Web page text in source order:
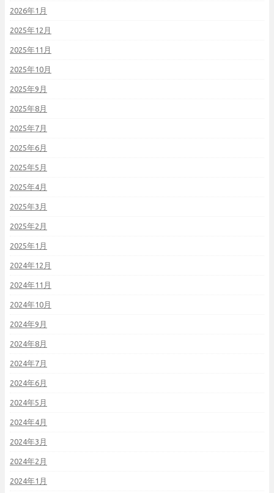
2026年1月
2025年12月
2025年11月
2025年10月
2025年9月
2025年8月
2025年7月
2025年6月
2025年5月
2025年4月
2025年3月
2025年2月
2025年1月
2024年12月
2024年11月
2024年10月
2024年9月
2024年8月
2024年7月
2024年6月
2024年5月
2024年4月
2024年3月
2024年2月
2024年1月